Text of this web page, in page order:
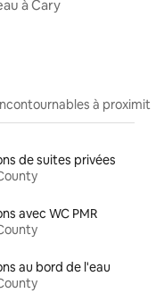
à Cary
à
de suites privées
avec WC PMR
au bord de l'eau